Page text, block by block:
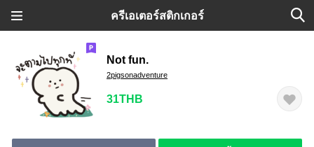
ครีเอเตอร์สติกเกอร์
Not fun.
2pigsonadventure
31THB